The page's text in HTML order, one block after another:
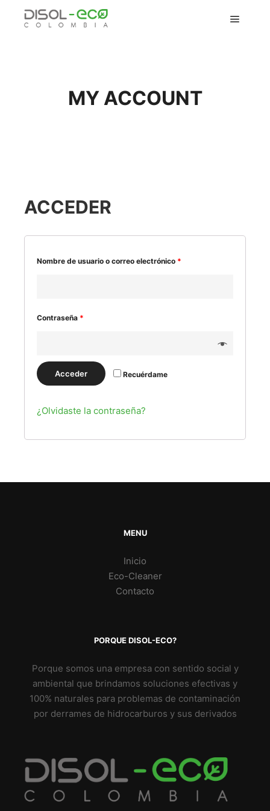
MY ACCOUNT
ACCEDER
Nombre de usuario o correo electrónico *
Contraseña *
Recuérdame
Acceder
¿Olvidaste la contraseña?
MENU
Inicio
Eco-Cleaner
Contacto
PORQUE DISOL-ECO?
Porque somos una empresa con sentido social y
ambiental que brindamos soluciones efectivas y
100% naturales para problemas de contaminación
por derrames de hidrocarburos y sus derivados